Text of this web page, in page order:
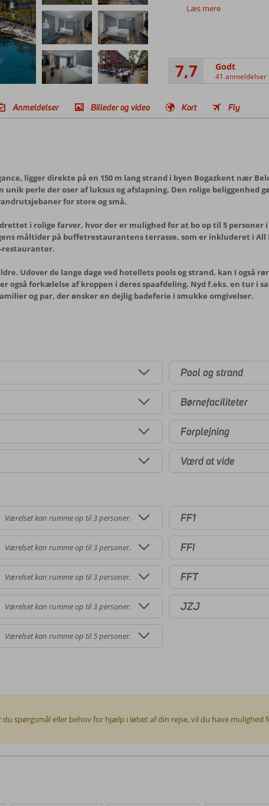
Læs mere
7,7 Godt
41 anmeldelser
Anmeldelser Billeder og video Kort Fly
ligger direkte på en 150 m lang strand i byen Bogazkent nær
perle der oser af luksus og afslapning. Den rolige beliggenhed
for store og små.
i rolige farver, hvor der er mulighed for at bo op til 5 personer
måltider på buffetrestaurantens terrasse, som er inkluderet i
restauranter.
Udover de lange dage ved hotellets pools og strand, kan I også
også forkælelse af kroppen i deres spaafdeling. Nyd f.eks. en tur i
og par, der ønsker en dejlig badeferie i smukke omgivelser.
Pool og strand
Børnefaciliteter
Forplejning
Værd at vide
Værelset kan rumme op til 3 personer.
Værelset kan rumme op til 3 personer.
Værelset kan rumme op til 3 personer.
Værelset kan rumme op til 3 personer.
Værelset kan rumme op til 5 personer.
FF1
FFI
FFT
JZJ
du spørgsmål eller behov for hjælp i løbet af din rejse, vil du have